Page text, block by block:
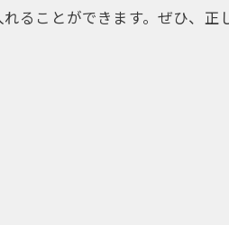
ることができます。ぜひ、正